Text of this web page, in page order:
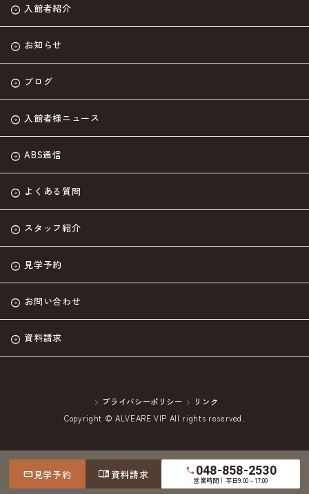
mail見学予約 menu_book 資料請求 call 048-858-2530
営業時間｜平日9:00～17:00
入館者紹介
お知らせ
ブログ
入館者様ニュース
ABS通信
よくある質問
スタッフ紹介
見学予約
お問い合わせ
資料請求
プライバシーポリシー
リンク
Copyright © ALVEARE VIP All rights reserved.